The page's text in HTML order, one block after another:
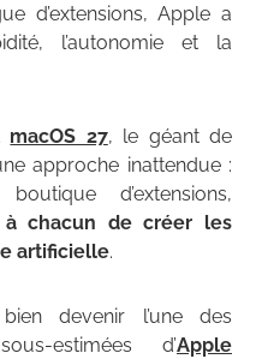
d’extensions, Apple a
l’autonomie et la
macOS 27, le géant de
approche inattendue :
d’extensions,
à chacun de créer les
artificielle.
devenir l’une des
estimées d’Apple